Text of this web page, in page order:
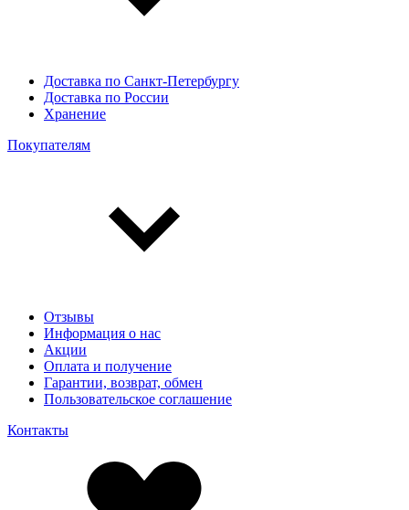
Доставка по Санкт-Петербургу
Доставка по России
Хранение
Покупателям
Отзывы
Информация о нас
Акции
Оплата и получение
Гарантии, возврат, обмен
Пользовательское соглашение
Контакты